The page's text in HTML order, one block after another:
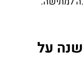
על